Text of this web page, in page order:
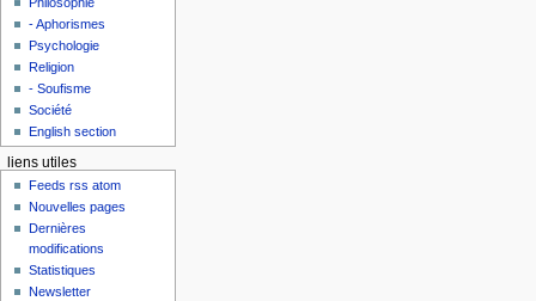
- Aphorismes
Psychologie
Religion
- Soufisme
Société
English section
liens utiles
Feeds rss atom
Nouvelles pages
Dernières
modifications
Statistiques
Newsletter